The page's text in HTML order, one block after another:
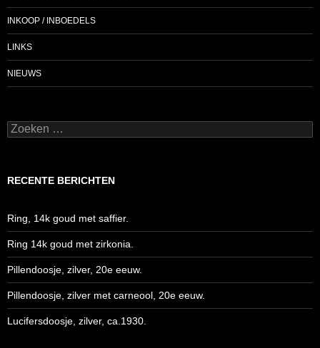
INKOOP / INBOEDELS
LINKS
NIEUWS
Zoeken
naar:
RECENTE BERICHTEN
Ring, 14k goud met saffier.
Ring 14k goud met zirkonia.
Pillendoosje, zilver, 20e eeuw.
Pillendoosje, zilver met carneool, 20e eeuw.
Lucifersdoosje, zilver, ca.1930.